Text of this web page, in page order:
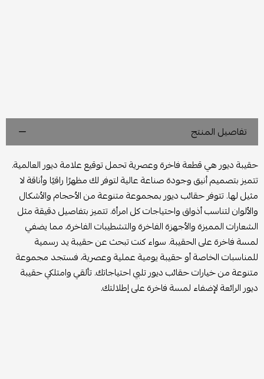
تفاصيل المنتج
حقيبة ديور هي قطعة فاخرة وعصرية تحمل توقيع علامة ديور العالمية.
تتميز بتصميم أنيق وجودة صناعة عالية لتوفر لك مظهرًا راقيًا وأناقة لا
مثيل لها. تتوفر حقائب ديور بمجموعة متنوعة من الأحجام والأشكال
والألوان لتناسب أذواق واحتياجات كل امرأة. تتميز بتفاصيل دقيقة مثل
الشعارات المميزة والأجهزة الفاخرة والتشطيبات الفاخرة، مما يضفي
لمسة فاخرة على الحقيبة. سواء كنت تبحث عن حقيبة يد رسمية
للمناسبات الخاصة أو حقيبة يومية عملية وعصرية، فستجد مجموعة
متنوعة من خيارات حقائب ديور تلبي احتياجاتك. تألقي وامتلكي حقيبة
ديور الرائعة لإضفاء لمسة فاخرة على إطلالتك.